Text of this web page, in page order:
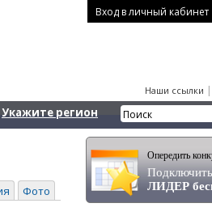
Вход в личный кабинет
Наши ссылки |
Укажите регион
Фото
Опередить
Подключить
ЛИДЕР